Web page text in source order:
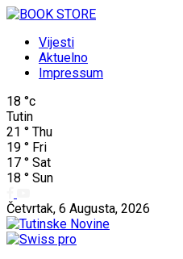
Vijesti
Aktuelno
Impressum
18 °c
Tutin
21 ° Thu
19 ° Fri
17 ° Sat
18 ° Sun
Četvrtak, 6 Augusta, 2026